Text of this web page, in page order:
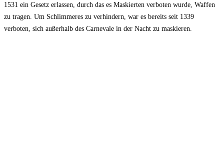
1531 ein Gesetz erlassen, durch das es Maskierten verboten wurde, Waffen
zu tragen. Um Schlimmeres zu verhindern, war es bereits seit 1339
verboten, sich außerhalb des Carnevale in der Nacht zu maskieren.